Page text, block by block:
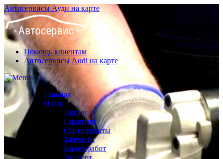
Автосервисы Ауди на карте
Помощь клиентам
Автосервисы Audi на карте
Главная
О нас
Акции
Гарантия
Сертификаты
Запчасти
Видео работ
Эксперт